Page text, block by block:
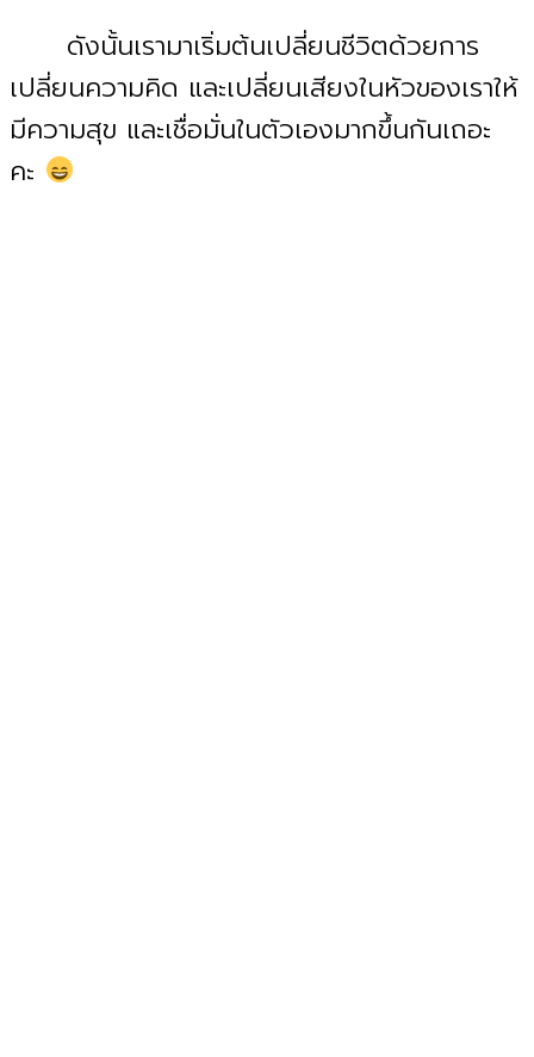
ดังนั้นเรามาเริ่มต้นเปลี่ยนชีวิตด้วยการ
เปลี่ยนความคิด และเปลี่ยนเสียงในหัวของเราให้
มีความสุข และเชื่อมั่นในตัวเองมากขึ้นกันเถอะ
คะ